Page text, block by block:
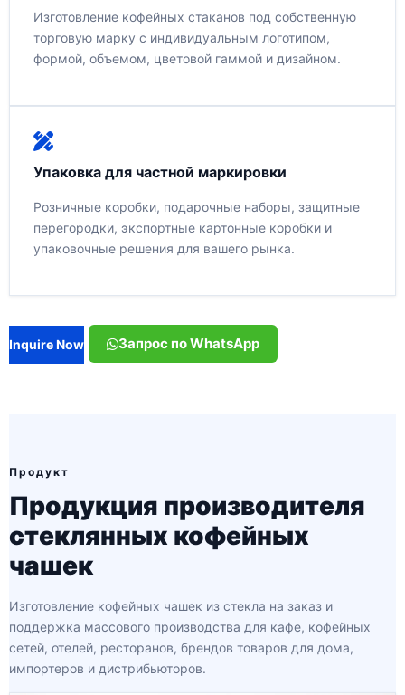
Изготовление кофейных стаканов под собственную
торговую марку с индивидуальным логотипом,
формой, объемом, цветовой гаммой и дизайном.
Упаковка для частной маркировки
Розничные коробки, подарочные наборы, защитные
перегородки, экспортные картонные коробки и
упаковочные решения для вашего рынка.
Inquire Now Запрос по WhatsApp
Продукт
Продукция производителя
стеклянных кофейных
чашек
Изготовление кофейных чашек из стекла на заказ и
поддержка массового производства для кафе, кофейных
сетей, отелей, ресторанов, брендов товаров для дома,
импортеров и дистрибьюторов.